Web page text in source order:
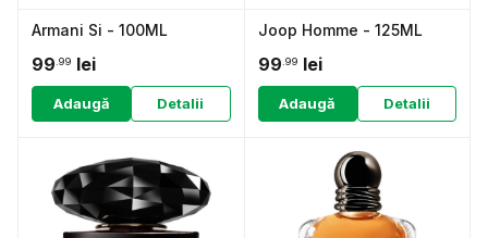
Armani Si - 100ML
99 .99 lei
Adaugă Detalii
Joop Homme - 125ML
99 .99 lei
Adaugă Detalii